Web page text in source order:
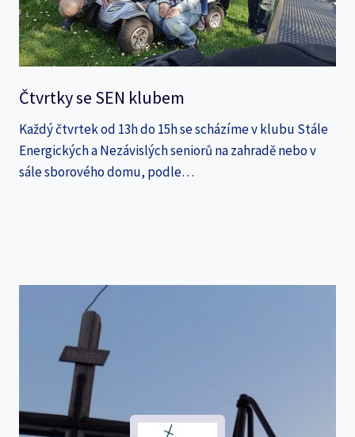
Čtvrtky se SEN klubem
Každý čtvrtek od 13h do 15h se scházíme v klubu Stále
Energických a Nezávislých seniorů na zahradě nebo v
sále sborového domu, podle…